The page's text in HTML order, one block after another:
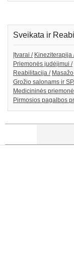
Sveikata ir
Įtvarai / Kineziterapija
Priemonės judėjimui /
Reabilitacija /
Grožio salonams ir
Medicininės
Pirmosios pagalbos